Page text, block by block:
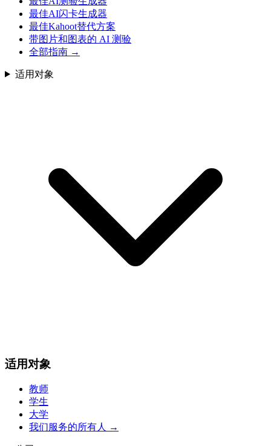
最佳AI闪卡生成器
最佳Kahoot替代方案
带图片和图表的 AI 测验
全部指南 →
适用对象
适用对象
教师
学生
大学
我们服务的所有人
→